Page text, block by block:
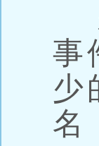
事
少
名